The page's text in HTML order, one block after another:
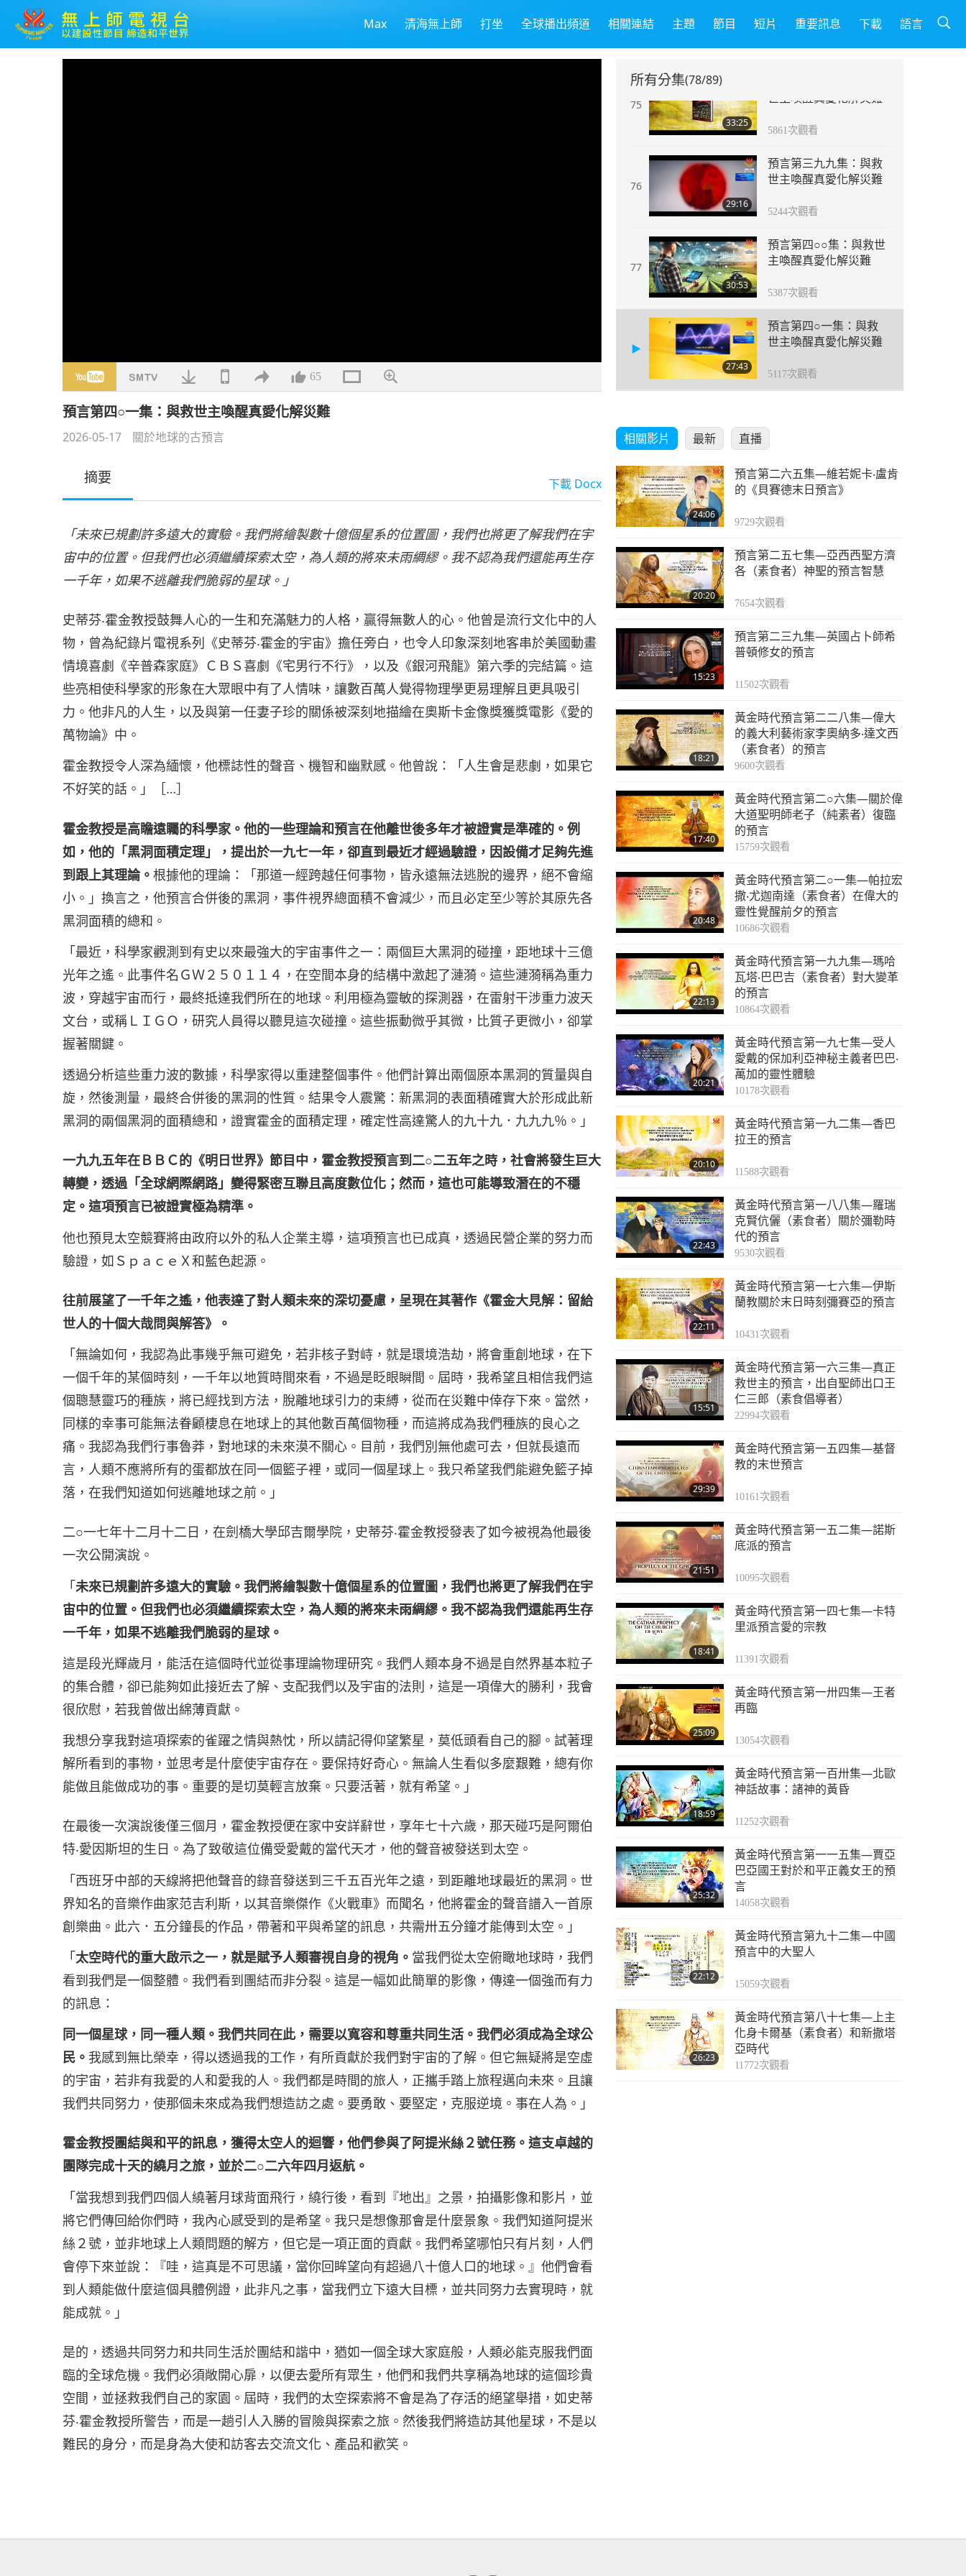
Max 清海無上師 打坐 全球播出頻道 相關連結 主題 節目 短片 重要訊息 下載 語言
65
預言第四○一集：與救世主喚醒真愛化解災難
2026-05-17 關於地球的古預言
摘要 下載 Docx
「未來已規劃許多遠大的實驗。我們將繪製數十億個星系的位置圖，我們也將更了解我們在宇
宙中的位置。但我們也必須繼續探索太空，為人類的將來未雨綢繆。我不認為我們還能再生存
一千年，如果不逃離我們脆弱的星球。」
史蒂芬‧霍金教授鼓舞人心的一生和充滿魅力的人格，贏得無數人的心。他曾是流行文化中的人
物，曾為紀錄片電視系列《史蒂芬‧霍金的宇宙》擔任旁白，也令人印象深刻地客串於美國動畫
情境喜劇《辛普森家庭》ＣＢＳ喜劇《宅男行不行》，以及《銀河飛龍》第六季的完結篇。這
些亮相使科學家的形象在大眾眼中有了人情味，讓數百萬人覺得物理學更易理解且更具吸引
力。他非凡的人生，以及與第一任妻子珍的關係被深刻地描繪在奧斯卡金像獎獲獎電影《愛的
萬物論》中。
霍金教授令人深為緬懷，他標誌性的聲音、機智和幽默感。他曾說：「人生會是悲劇，如果它
不好笑的話。」［…］
霍金教授是高瞻遠矚的科學家。他的一些理論和預言在他離世後多年才被證實是準確的。例
如，他的「黑洞面積定理」，提出於一九七一年，卻直到最近才經過驗證，因設備才足夠先進
到跟上其理論。根據他的理論：「那道一經跨越任何事物，皆永遠無法逃脫的邊界，絕不會縮
小。」換言之，他預言合併後的黑洞，事件視界總面積不會減少，而且必定至少等於其原先各
黑洞面積的總和。
「最近，科學家觀測到有史以來最強大的宇宙事件之一：兩個巨大黑洞的碰撞，距地球十三億
光年之遙。此事件名ＧＷ２５０１１４，在空間本身的結構中激起了漣漪。這些漣漪稱為重力
波，穿越宇宙而行，最終抵達我們所在的地球。利用極為靈敏的探測器，在雷射干涉重力波天
文台，或稱ＬＩＧＯ，研究人員得以聽見這次碰撞。這些振動微乎其微，比質子更微小，卻掌
握著關鍵。
透過分析這些重力波的數據，科學家得以重建整個事件。他們計算出兩個原本黑洞的質量與自
旋，然後測量，最終合併後的黑洞的性質。結果令人震驚：新黑洞的表面積確實大於形成此新
黑洞的兩個黑洞的面積總和，證實霍金的面積定理，確定性高達驚人的九十九．九九九％。」
一九九五年在ＢＢＣ的《明日世界》節目中，霍金教授預言到二○二五年之時，社會將發生巨大
轉變，透過「全球網際網路」變得緊密互聯且高度數位化；然而，這也可能導致潛在的不穩
定。這項預言已被證實極為精準。
他也預見太空競賽將由政府以外的私人企業主導，這項預言也已成真，透過民營企業的努力而
驗證，如ＳｐａｃｅＸ和藍色起源。
往前展望了一千年之遙，他表達了對人類未來的深切憂慮，呈現在其著作《霍金大見解：留給
世人的十個大哉問與解答》。
「無論如何，我認為此事幾乎無可避免，若非核子對峙，就是環境浩劫，將會重創地球，在下
一個千年的某個時刻，一千年以地質時間來看，不過是眨眼瞬間。屆時，我希望且相信我們這
個聰慧靈巧的種族，將已經找到方法，脫離地球引力的束縛，從而在災難中倖存下來。當然，
同樣的幸事可能無法眷顧棲息在地球上的其他數百萬個物種，而這將成為我們種族的良心之
痛。我認為我們行事魯莽，對地球的未來漠不關心。目前，我們別無他處可去，但就長遠而
言，人類不應將所有的蛋都放在同一個籃子裡，或同一個星球上。我只希望我們能避免籃子掉
落，在我們知道如何逃離地球之前。」
二○一七年十二月十二日，在劍橋大學邱吉爾學院，史蒂芬‧霍金教授發表了如今被視為他最後
一次公開演說。
「未來已規劃許多遠大的實驗。我們將繪製數十億個星系的位置圖，我們也將更了解我們在宇
宙中的位置。但我們也必須繼續探索太空，為人類的將來未雨綢繆。我不認為我們還能再生存
一千年，如果不逃離我們脆弱的星球。
這是段光輝歲月，能活在這個時代並從事理論物理研究。我們人類本身不過是自然界基本粒子
的集合體，卻已能夠如此接近去了解、支配我們以及宇宙的法則，這是一項偉大的勝利，我會
很欣慰，若我曾做出綿薄貢獻。
我想分享我對這項探索的雀躍之情與熱忱，所以請記得仰望繁星，莫低頭看自己的腳。試著理
解所看到的事物，並思考是什麼使宇宙存在。要保持好奇心。無論人生看似多麼艱難，總有你
能做且能做成功的事。重要的是切莫輕言放棄。只要活著，就有希望。」
在最後一次演說後僅三個月，霍金教授便在家中安詳辭世，享年七十六歲，那天碰巧是阿爾伯
特‧愛因斯坦的生日。為了致敬這位備受愛戴的當代天才，他的聲音被發送到太空。
「西班牙中部的天線將把他聲音的錄音發送到三千五百光年之遠，到距離地球最近的黑洞。世
界知名的音樂作曲家范吉利斯，以其音樂傑作《火戰車》而聞名，他將霍金的聲音譜入一首原
創樂曲。此六．五分鐘長的作品，帶著和平與希望的訊息，共需卅五分鐘才能傳到太空。」
「太空時代的重大啟示之一，就是賦予人類審視自身的視角。 當我們從太空俯瞰地球時，我們
看到我們是一個整體。我們看到團結而非分裂。這是一幅如此簡單的影像，傳達一個強而有力
的訊息：
同一個星球，同一種人類。我們共同在此，需要以寬容和尊重共同生活。我們必須成為全球公
民。 我感到無比榮幸，得以透過我的工作，有所貢獻於我們對宇宙的了解。但它無疑將是空虛
的宇宙，若非有我愛的人和愛我的人。我們都是時間的旅人，正攜手踏上旅程邁向未來。且讓
我們共同努力，使那個未來成為我們想造訪之處。要勇敢、要堅定，克服逆境。事在人為。」
霍金教授團結與和平的訊息，獲得太空人的迴響，他們參與了阿提米絲２號任務。這支卓越的
團隊完成十天的繞月之旅，並於二○二六年四月返航。
「當我想到我們四個人繞著月球背面飛行，繞行後，看到『地出』之景，拍攝影像和影片，並
將它們傳回給你們時，我內心感受到的是希望。我只是想像那會是什麼景象。我們知道阿提米
絲２號，並非地球上人類問題的解方，但它是一項正面的貢獻。我們希望哪怕只有片刻，人們
會停下來並說：『哇，這真是不可思議，當你回眸望向有超過八十億人口的地球。』他們會看
到人類能做什麼這個具體例證，此非凡之事，當我們立下遠大目標，並共同努力去實現時，就
能成就。」
是的，透過共同努力和共同生活於團結和諧中，猶如一個全球大家庭般，人類必能克服我們面
臨的全球危機。我們必須敞開心扉，以便去愛所有眾生，他們和我們共享稱為地球的這個珍貴
空間，並拯救我們自己的家園。屆時，我們的太空探索將不會是為了存活的絕望舉措，如史蒂
芬‧霍金教授所警告，而是一趟引人入勝的冒險與探索之旅。然後我們將造訪其他星球，不是以
難民的身分，而是身為大使和訪客去交流文化、產品和歡笑。
所有分集(78/89)
74
世主喚醒真愛化解災難
6151次觀看
75
33:25
世主喚醒真愛化解災難
5861次觀看
76
29:16
預言第三九九集：與救
世主喚醒真愛化解災難
5244次觀看
77
30:53
預言第四○○集：與救世
主喚醒真愛化解災難
5387次觀看
27:43
預言第四○一集：與救
世主喚醒真愛化解災難
5117次觀看
79
27:59
80
32:17
預言第四○三集：與救
81
34:28
預言第四○四集：與救
82
30:02
預言第四○五集：與救
83
32:28
預言第四○六集：與救
世主喚醒真愛化解災難
84
26:14
預言第四○七集：與救
世主喚醒真愛化解災難
85
27:09
預言第四○八集：與救
世主喚醒真愛化解災難
86
27:20
預言第四○九集：與救
世主喚醒真愛化解災難
87
33:59
預言第四一○集：與救
世主喚醒真愛化解災難
88
30:08
預言第四一一集：與救
89
31:12
預言第四一二集：與救
世主喚醒真愛化解災難
相關影片 最新 直播
24:06
預言第二六五集—維若妮卡‧盧肯
的《貝賽德末日預言》
9729次觀看
20:20
預言第二五七集—亞西西聖方濟
各（素食者）神聖的預言智慧
7654次觀看
15:23
預言第二三九集—英國占卜師希
普頓修女的預言
11502次觀看
18:21
黃金時代預言第二二八集—偉大
的義大利藝術家李奧納多‧達文西
（素食者）的預言
9600次觀看
17:40
黃金時代預言第二○六集—關於偉
大道聖明師老子（純素者）復臨
的預言
15759次觀看
20:48
黃金時代預言第二○一集—帕拉宏
撒‧尤迦南達（素食者）在偉大的
靈性覺醒前夕的預言
10686次觀看
22:13
黃金時代預言第一九九集—瑪哈
瓦塔‧巴巴吉（素食者）對大變革
的預言
10864次觀看
20:21
黃金時代預言第一九七集—受人
愛戴的保加利亞神秘主義者巴巴‧
萬加的靈性體驗
10178次觀看
20:10
黃金時代預言第一九二集—香巴
拉王的預言
11588次觀看
22:43
黃金時代預言第一八八集—羅瑞
克賢伉儷（素食者）關於彌勒時
代的預言
9530次觀看
22:11
黃金時代預言第一七六集—伊斯
蘭教關於末日時刻彌賽亞的預言
10431次觀看
15:51
黃金時代預言第一六三集—真正
救世主的預言，出自聖師出口王
仁三郎（素食倡導者）
22994次觀看
29:39
黃金時代預言第一五四集—基督
教的末世預言
10161次觀看
21:51
黃金時代預言第一五二集—諾斯
底派的預言
10095次觀看
18:41
黃金時代預言第一四七集—卡特
里派預言愛的宗教
11391次觀看
25:09
黃金時代預言第一卅四集—王者
再臨
13054次觀看
18:59
黃金時代預言第一百卅集—北歐
神話故事：諸神的黃昏
11252次觀看
25:32
黃金時代預言第一一五集—賈亞
巴亞國王對於和平正義女王的預
言
14058次觀看
22:12
黃金時代預言第九十二集—中國
預言中的大聖人
15059次觀看
26:23
黃金時代預言第八十七集—上主
化身卡爾基（素食者）和新撒塔
亞時代
11772次觀看